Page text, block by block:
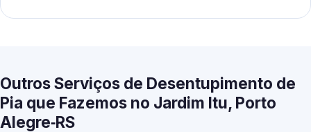
Outros Serviços de Desentupimento de
Pia que Fazemos no Jardim Itu, Porto
Alegre‑RS